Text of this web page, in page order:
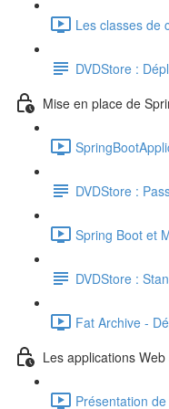
Les classes de
DVDStore :
Mise en place de
DVDStore :
Spring Boot et
DVDStore :
Fat Archive -
Les applications
Présentation